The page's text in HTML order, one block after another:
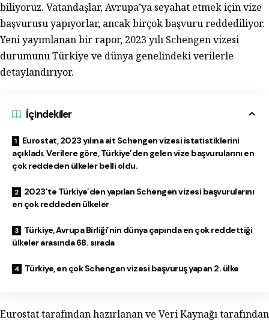
biliyoruz. Vatandaşlar, Avrupa’ya seyahat etmek için vize
başvurusu yapıyorlar, ancak birçok başvuru reddediliyor.
Yeni yayımlanan bir rapor, 2023 yılı Schengen vizesi
durumunu Türkiye ve dünya genelindeki verilerle
detaylandırıyor.
İçindekiler
Eurostat, 2023 yılına ait Schengen vizesi istatistiklerini
açıkladı. Verilere göre, Türkiye’den gelen vize başvurularını en
çok reddeden ülkeler belli oldu.
2023’te Türkiye’den yapılan Schengen vizesi başvurularını
en çok reddeden ülkeler
Türkiye, Avrupa Birliği’nin dünya çapında en çok reddettiği
ülkeler arasında 68. sırada
Türkiye, en çok Schengen vizesi başvuruş yapan 2. ülke
Eurostat tarafından hazırlanan ve Veri Kaynağı tarafından